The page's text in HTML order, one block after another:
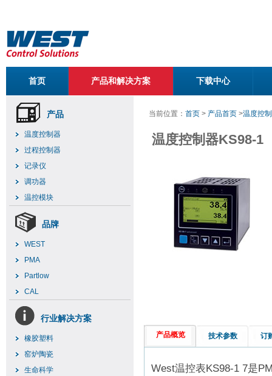
首页 产品和解决方案 下载中心
产品
温度控制器
过程控制器
记录仪
调功器
温控模块
品牌
WEST
PMA
Partlow
CAL
行业解决方案
橡胶塑料
窑炉陶瓷
生命科学
当前位置： 首页 > 产品首页 >温度控
温度控制器KS98-1
产品概览 技术参数 订
West温控表KS98-1 7是